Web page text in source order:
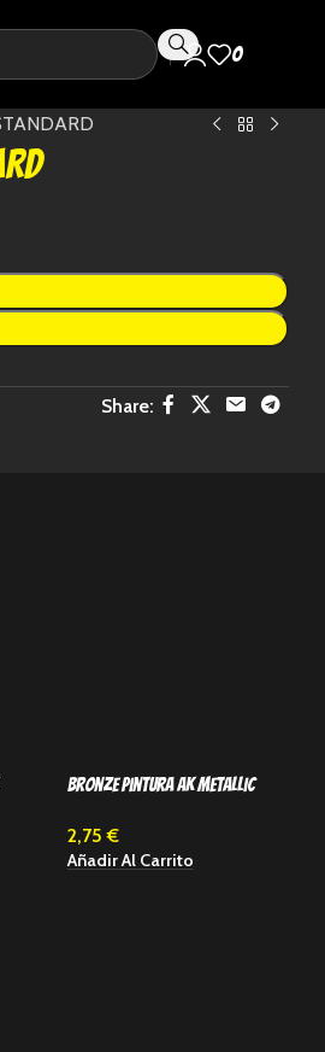
0
Share:
Bronze Pintura Ak Metallic
2,75€
Añadir Al Carrito